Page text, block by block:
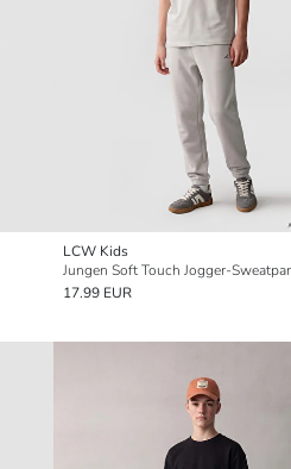
LCW Kids
Jungen Soft Touch Jogger-
17.99 EUR